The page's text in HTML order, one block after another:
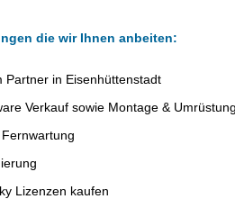
die wir Ihnen anbeiten:
Partner in Eisenhüttenstadt
Verkauf sowie Montage &
Lizenzen kaufen